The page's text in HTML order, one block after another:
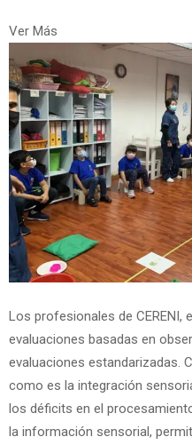
Ver Más
Los profesionales de CERENI,
evaluaciones basadas en
evaluaciones estandarizadas.
como es la integración
los déficits en el
la información sensorial,